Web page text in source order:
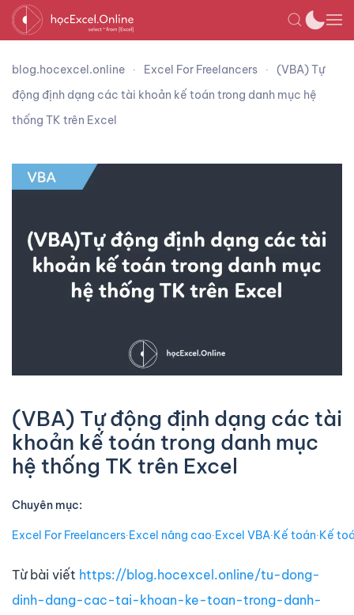
blog.hocexcel.online Excel For Freelancers
(VBA) Tự
động định dạng các tài khoản kế toán trong danh mục hệ
thống TK trên Excel
(VBA) Tự động định dạng các tài
khoản kế toán trong danh mục
hệ thống TK trên Excel
Chuyên mục:
Excel For Freelancers∙Excel nâng cao∙Excel VBA∙Kế toán∙Kế
Từ bài viết https://blog.hocexcel.online/tu-dong-
dinh-dang-cac-tai-khoan-ke-toan-trong-danh-